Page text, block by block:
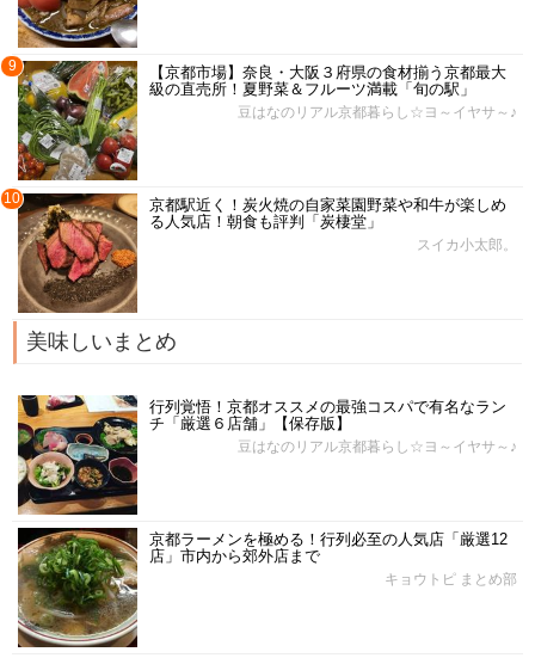
9
【京都市場】奈良・大阪３府県の食材揃う京都最大
級の直売所！夏野菜＆フルーツ満載「旬の駅」
豆はなのリアル京都暮らし☆ヨ～イヤサ～♪
10
京都駅近く！炭火焼の自家菜園野菜や和牛が楽しめ
る人気店！朝食も評判「炭棲堂」
スイカ小太郎。
美味しいまとめ
行列覚悟！京都オススメの最強コスパで有名なラン
チ「厳選６店舗」【保存版】
豆はなのリアル京都暮らし☆ヨ～イヤサ～♪
京都ラーメンを極める！行列必至の人気店「厳選12
店」市内から郊外店まで
キョウトピ まとめ部